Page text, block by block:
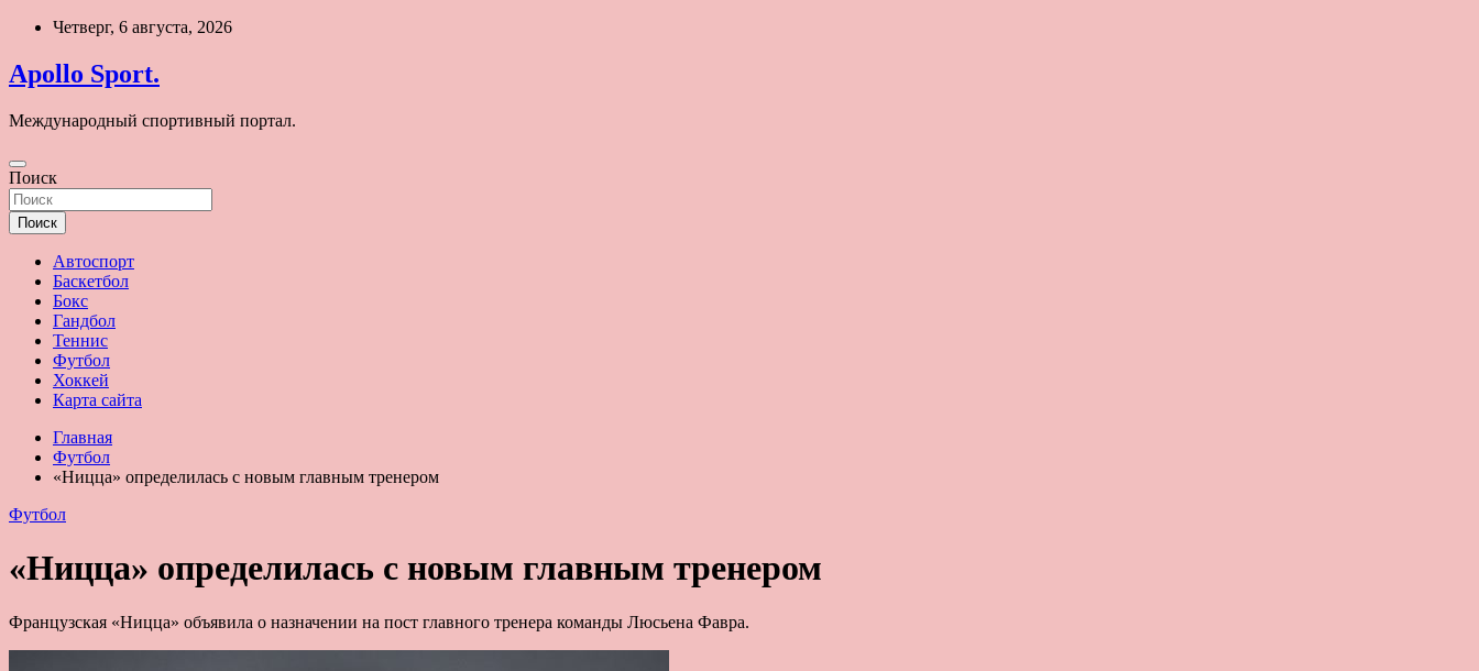
Перейти
содержимому
Четверг, 6 августа, 2026
Apollo Sport.
Международный спортивный портал.
Поиск
Поиск
Автоспорт
Баскетбол
Бокс
Гандбол
Теннис
Футбол
Хоккей
Карта сайта
Главная
Футбол
«Ницца» определилась с новым главным тренером
Футбол
«Ницца» определилась с новым главным тренером
Французская «Ницца» объявила о назначении на пост главного тренера команды Люсьена Фавра.